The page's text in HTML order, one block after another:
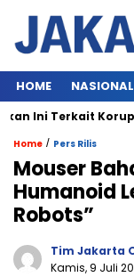
HOME NASIONAL
Ini Terkait Korupsi
Home / Pers Rilis
Mouser
Humanoid
Robots”
Tim Jakarta
Kamis, 9 Juli